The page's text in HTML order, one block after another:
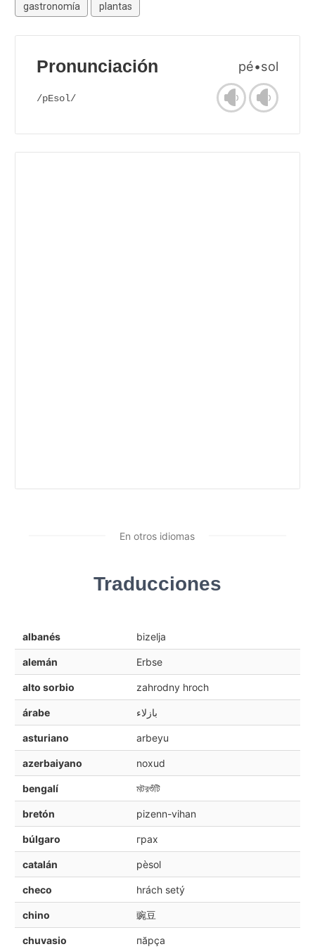
gastronomía plantas
Pronunciación pé•sol
/pEsol/
En otros idiomas
Traducciones
albanés bizelja
alemán Erbse
alto sorbio zahrodny hroch
árabe بازلاء
asturiano arbeyu
azerbaiyano noxud
bengalí মটরশুঁটি
bretón pizenn-vihan
búlgaro грах
catalán pèsol
checo hrách setý
chino 豌豆
chuvasio пăрçа